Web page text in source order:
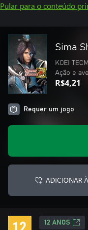
Pular para o conteúdo
Sima
KOEI
Ação e
R$4,21
Requer um jogo
ADICIONAR
12 ANOS